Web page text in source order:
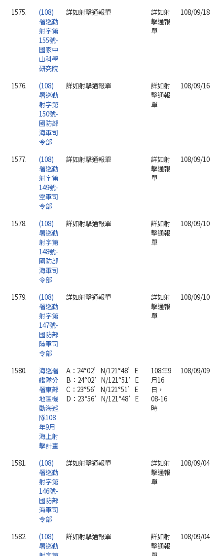
1575.
(108)
署巡勤
射字第
155號-
國家中
山科學
研究院
詳如射擊通報單
詳如射
擊通報
單
108/09/18
1576.
(108)
署巡勤
射字第
150號-
國防部
海軍司
令部
詳如射擊通報單
詳如射
擊通報
單
108/09/16
1577.
(108)
署巡勤
射字第
149號-
空軍司
令部
詳如射擊通報單
詳如射
擊通報
單
108/09/10
1578.
(108)
署巡勤
射字第
148號-
國防部
海軍司
令部
詳如射擊通報單
詳如射
擊通報
單
108/09/10
1579.
(108)
署巡勤
射字第
147號-
國防部
陸軍司
令部
詳如射擊通報單
詳如射
擊通報
單
108/09/10
1580.
海巡署
艦隊分
署東部
地區機
動海巡
隊108
年9月
海上射
擊計畫
A：24°02’N/121°48’E
B：24°02’N/121°51’E
C：23°56’N/121°51’E
D：23°56’N/121°48’E
108年9
月16
日，
08-16
時
108/09/09
1581.
(108)
署巡勤
射字第
146號-
國防部
海軍司
令部
詳如射擊通報單
詳如射
擊通報
單
108/09/04
1582.
(108)
署巡勤
詳如射擊通報單
詳如射
擊通報
108/09/04